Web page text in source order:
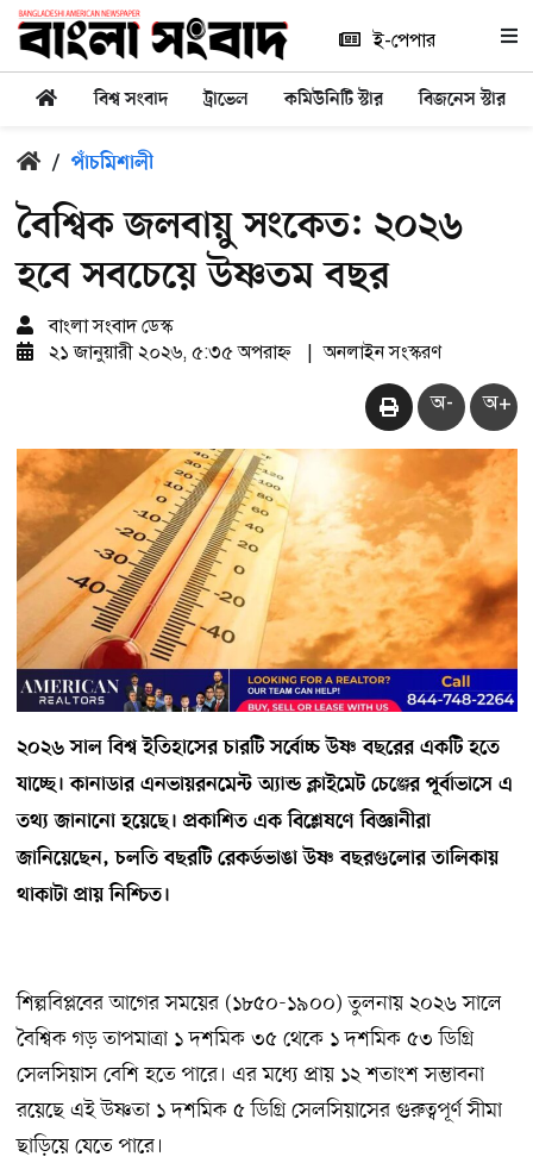
ই-পেপার
বিশ্ব সংবাদ ট্রাভেল কমিউনিটি স্টার বিজনেস স্টার
/ পাঁচমিশালী
বৈশ্বিক জলবায়ু সংকেত: ২০২৬
হবে সবচেয়ে উষ্ণতম বছর
বাংলা সংবাদ ডেস্ক
২১ জানুয়ারী ২০২৬, ৫:৩৫ অপরাহ্ন
অনলাইন সংস্করণ
অ- অ+
২০২৬ সাল বিশ্ব ইতিহাসের চারটি সর্বোচ্চ উষ্ণ বছরের একটি হতে
যাচ্ছে। কানাডার এনভায়রনমেন্ট অ্যান্ড ক্লাইমেট চেঞ্জের পূর্বাভাসে এ
তথ্য জানানো হয়েছে। প্রকাশিত এক বিশ্লেষণে বিজ্ঞানীরা
জানিয়েছেন, চলতি বছরটি রেকর্ডভাঙা উষ্ণ বছরগুলোর তালিকায়
থাকাটা প্রায় নিশ্চিত।
শিল্পবিপ্লবের আগের সময়ের (১৮৫০-১৯০০) তুলনায় ২০২৬ সালে
বৈশ্বিক গড় তাপমাত্রা ১ দশমিক ৩৫ থেকে ১ দশমিক ৫৩ ডিগ্রি
সেলসিয়াস বেশি হতে পারে। এর মধ্যে প্রায় ১২ শতাংশ সম্ভাবনা
রয়েছে এই উষ্ণতা ১ দশমিক ৫ ডিগ্রি সেলসিয়াসের গুরুত্বপূর্ণ সীমা
ছাড়িয়ে যেতে পারে।